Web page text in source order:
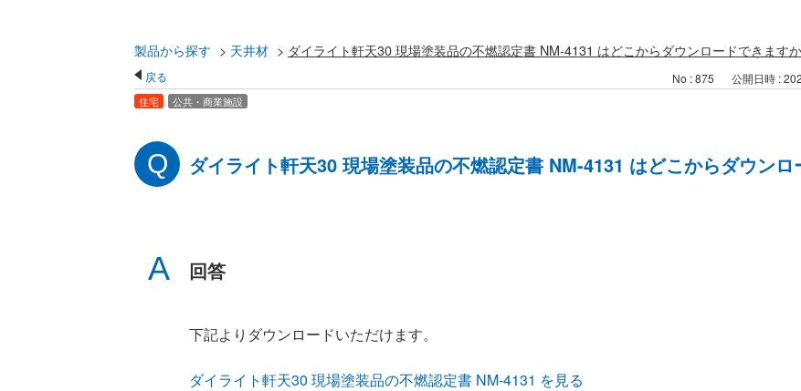
製品から探す > 天井材 > ダイライト軒天30 現場塗装品の不燃認定書 NM-4131 はどこからダウンロードできます
戻る No : 875 公開日時 :
住宅 公共・商業施設
ダイライト軒天30 現場塗装品の不燃認定書 NM-4131 はどこからダウンロ
回答
下記よりダウンロードいただけます。
ダイライト軒天30 現場塗装品の不燃認定書 NM-4131 を見る